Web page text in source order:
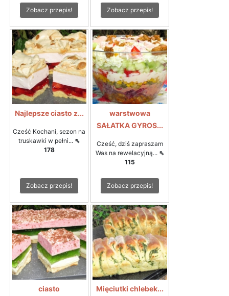
Zobacz przepis! Zobacz przepis!
Najlepsze ciasto z...
Cześć Kochani, sezon na
truskawki w pełni... ⇖
178
Zobacz przepis!
warstwowa
SAŁATKA GYROS...
Cześć, dziś zapraszam
Was na rewelacyjną... ⇖
115
Zobacz przepis!
ciasto
Mięciutki chlebek...